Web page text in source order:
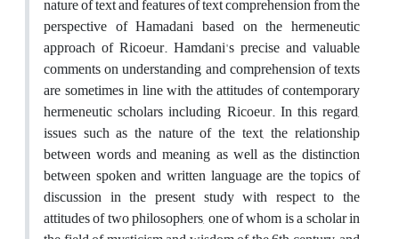
perspective of Hamadani based on the hermeneutic
approach of Ricoeur. Hamdani's precise and valuable
comments on understanding and comprehension of texts
are sometimes in line with the attitudes of contemporary
hermeneutic scholars including Ricoeur. In this regard,
issues such as the nature of the text, the relationship
between words and meaning as well as the distinction
between spoken and written language are the topics of
discussion in the present study with respect to the
attitudes of two philosophers, one of whom is a scholar in